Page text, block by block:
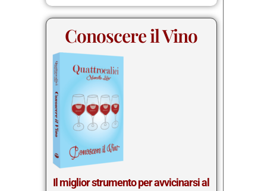
Conoscere il Vino
Il miglior strumento per avvicinarsi al